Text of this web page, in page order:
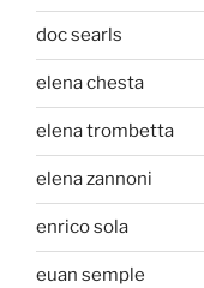
doc searls
elena chesta
elena trombetta
elena zannoni
enrico sola
euan semple